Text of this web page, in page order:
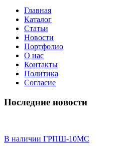
Главная
Каталог
Статьи
Новости
Портфолио
О нас
Контакты
Политика
Согласие
Последние новости
В наличии ГРПШ-10МС